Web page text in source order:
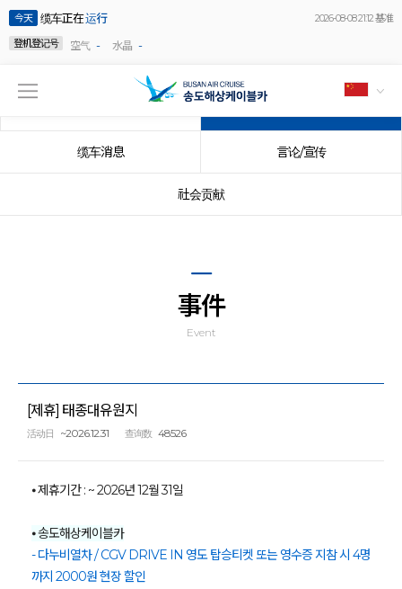
今天 缆车正在运行
2026-08-08 21:12 基准
登机登记号
空气 - 水晶 -
缆车消息 言论/宣传
社会贡献
事件
Event
[제휴] 태종대유원지
活动日 ~2026.12.31 查询数 48526
⦁ 제휴기간 : ~ 2026년 12월 31일
⦁ 송도해상케이블카
- 다누비열차 / CGV DRIVE IN 영도 탑승티켓 또는 영수증 지참 시 4명
까지 2000원 현장 할인